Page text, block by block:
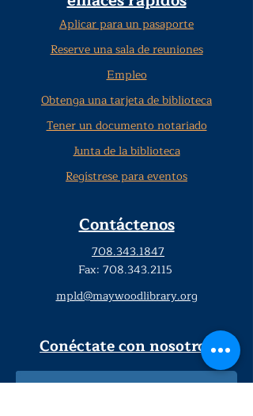
Aplicar para un pasaporte
Reserve una sala de reuniones
Empleo
Obtenga una tarjeta de biblioteca
Tener un documento notariado
Junta de la biblioteca
Regístrese para eventos
Contáctenos
708.343.1847
Fax: 708.343.2115
mpld@maywoodlibrary.org
Conéctate con nosotros
Suscríbete a nuestro boletín